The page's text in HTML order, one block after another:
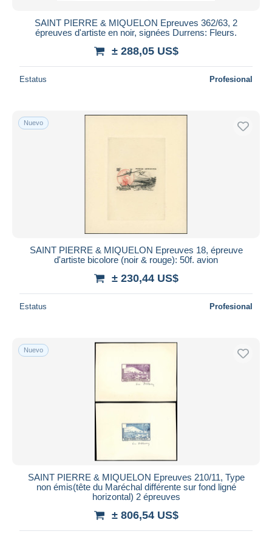
SAINT PIERRE & MIQUELON Epreuves 362/63, 2
épreuves d'artiste en noir, signées Durrens: Fleurs.
± 288,05 US$
Estatus Profesional
Nuevo
SAINT PIERRE & MIQUELON Epreuves 18, épreuve
d'artiste bicolore (noir & rouge): 50f. avion
± 230,44 US$
Estatus Profesional
Nuevo
SAINT PIERRE & MIQUELON Epreuves 210/11, Type
non émis(tête du Maréchal différente sur fond ligné
horizontal) 2 épreuves
± 806,54 US$